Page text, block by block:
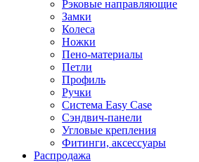
Рэковые направляющие
Замки
Колеса
Ножки
Пено-материалы
Петли
Профиль
Ручки
Система Easy Case
Сэндвич-панели
Угловые крепления
Фитинги, аксессуары
Распродажа